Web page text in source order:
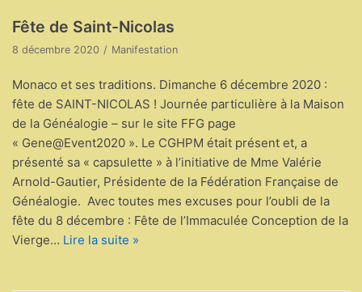
Fête de Saint-Nicolas
8 décembre 2020 Manifestation
Monaco et ses traditions. Dimanche 6 décembre 2020 :
fête de SAINT-NICOLAS ! Journée particulière à la Maison
de la Généalogie – sur le site FFG page
« Gene@Event2020 ». Le CGHPM était présent et, a
présenté sa « capsulette » à l’initiative de Mme Valérie
Arnold-Gautier, Présidente de la Fédération Française de
Généalogie. Avec toutes mes excuses pour l’oubli de la
fête du 8 décembre : Fête de l’Immaculée Conception de la
Vierge… Lire la suite »